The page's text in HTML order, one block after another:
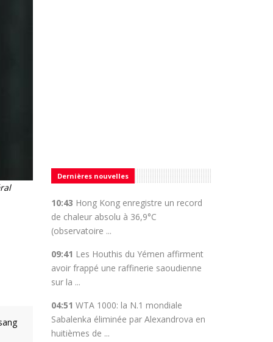
Dernières nouvelles
10:43 Hong Kong enregistre un record
de chaleur absolu à 36,9°C
(observatoire ...
09:41 Les Houthis du Yémen affirment
avoir frappé une raffinerie saoudienne
sur la ...
04:51 WTA 1000: la N.1 mondiale
Sabalenka éliminée par Alexandrova en
huitièmes de ...